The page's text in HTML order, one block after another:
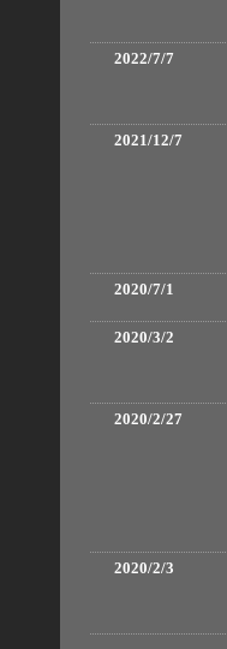
2022/7/7
2021/12/7
2020/7/1
2020/3/2
2020/2/27
2020/2/3